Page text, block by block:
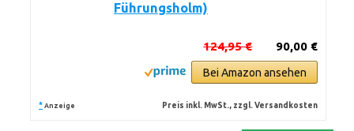
Führungsholm)
90,00 €
124,95 €
Bei Amazon ansehen
* Anzeige Preis inkl. MwSt., zzgl. Versandkosten